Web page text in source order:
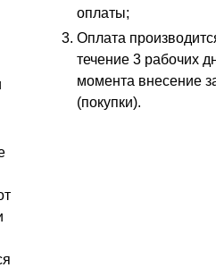
оплаты;
Оплата
течение 3 рабочих
момента внесение
(покупки).